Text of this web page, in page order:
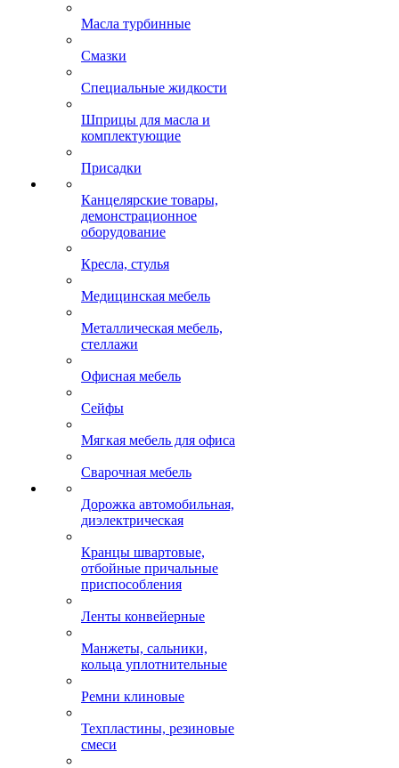
Масла турбинные
Смазки
Специальные жидкости
Шприцы для масла и
комплектующие
Присадки
Канцелярские товары,
демонстрационное
оборудование
Кресла, стулья
Медицинская мебель
Металлическая мебель,
стеллажи
Офисная мебель
Сейфы
Мягкая мебель для офиса
Сварочная мебель
Дорожка автомобильная,
диэлектрическая
Кранцы швартовые,
отбойные причальные
приспособления
Ленты конвейерные
Манжеты, сальники,
кольца уплотнительные
Ремни клиновые
Техпластины, резиновые
смеси